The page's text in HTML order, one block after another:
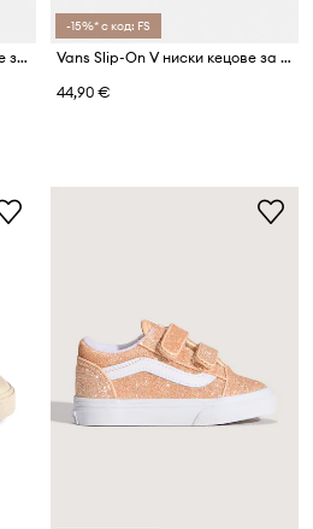
Vans Authentic високи кецове за деца
-15%* с код: FS
Vans Slip-On V ниски кецове за деца
44,90 €